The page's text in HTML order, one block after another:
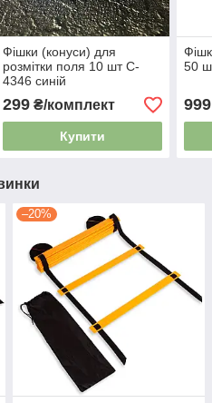
Фішки (конуси) для
розмітки поля 10 шт C-
4346 синій
299₴/комплект
Купити
50
999
–20%